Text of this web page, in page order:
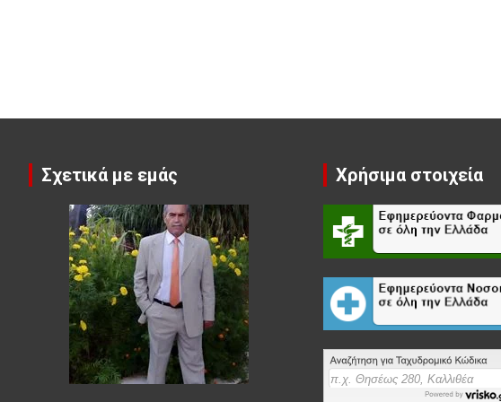
Σχετικά με εμάς Χρήσιμα στοιχεία